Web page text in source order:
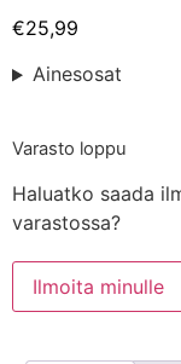
€25,99
Ainesosat
Varasto loppu
Haluatko saada
varastossa?
Ilmoita minulle